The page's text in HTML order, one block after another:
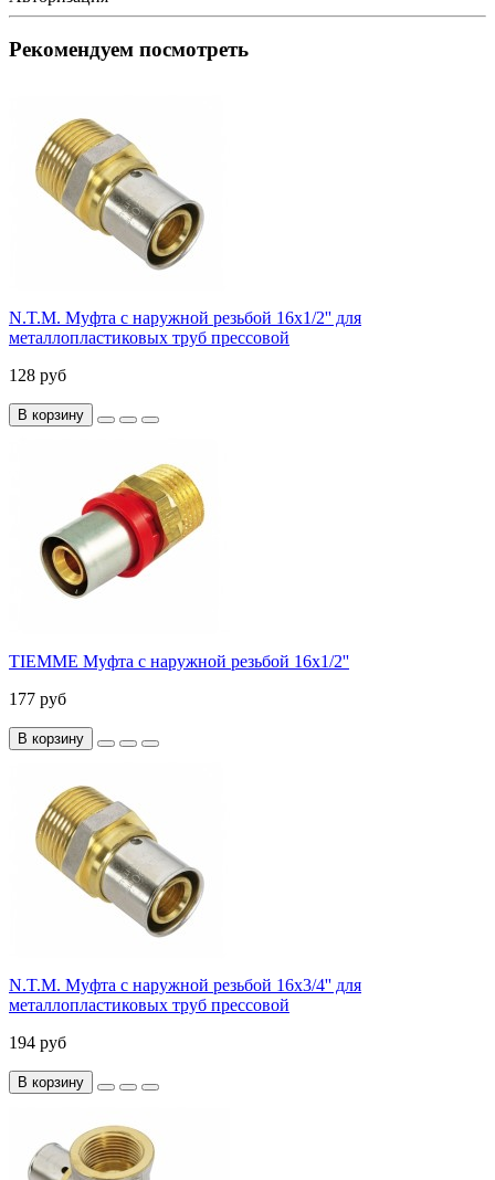
Рекомендуем посмотреть
N.T.M. Муфта с наружной резьбой 16x1/2'' для
металлопластиковых труб прессовой
128 руб
В корзину
TIEMME Муфта с наружной резьбой 16x1/2''
177 руб
В корзину
N.T.M. Муфта с наружной резьбой 16x3/4'' для
металлопластиковых труб прессовой
194 руб
В корзину